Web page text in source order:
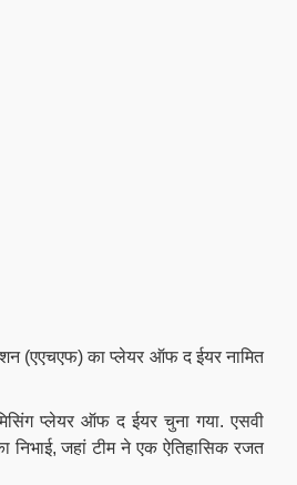
(एएचएफ) का प्लेयर ऑफ द ईयर नामित
प्लेयर ऑफ द ईयर चुना गया. एसवी
जहां टीम ने एक ऐतिहासिक रजत